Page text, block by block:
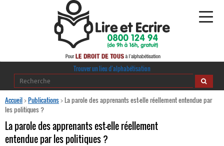
Alphabétisation
Publications
Trouver un lieu d’alphabétisation
Accueil>Publications>La parole des apprenants est-elle réellement entendue par
les politiques ?
La parole des apprenants est-elle réellement
entendue par les politiques ?